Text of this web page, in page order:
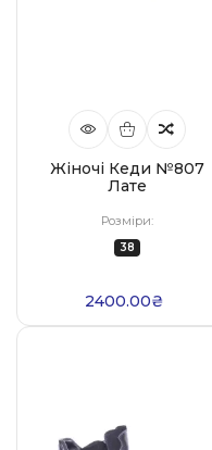
Жіночі Кеди №807
Лате
Розміри:
38
2400.00₴